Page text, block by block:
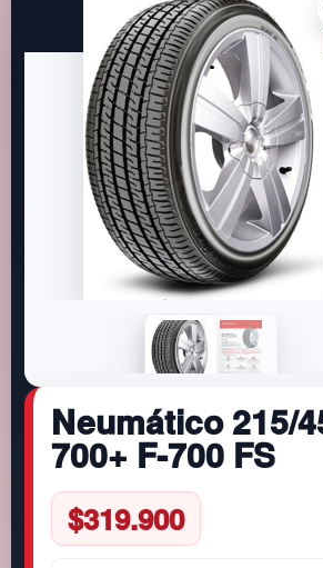
Neumático 215/
700+ F-700 FS
$319.900